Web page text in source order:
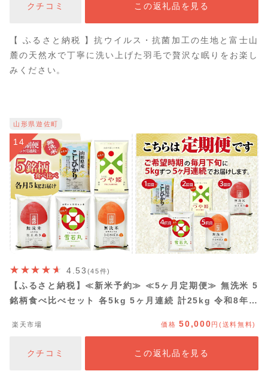
クチコミ この返礼品を見る
【 ふるさと納税 】抗ウイルス・抗菌加工の生地と富士山
麓の天然水で丁寧に洗い上げた羽毛で贅沢な眠りをお楽し
みください。
山形県遊佐町
14
4.53 (45件)
【ふるさと納税】≪新米予約≫ ≪5ヶ月定期便≫ 無洗米 5
銘柄食べ比べセット 各5kg 5ヶ月連続 計25kg 令和8年産
毎月下旬にお届け 東北 山形県 遊佐町 庄内地方 精米 白米
楽天市場 価格50,000 円(送料無料)
クチコミ この返礼品を見る